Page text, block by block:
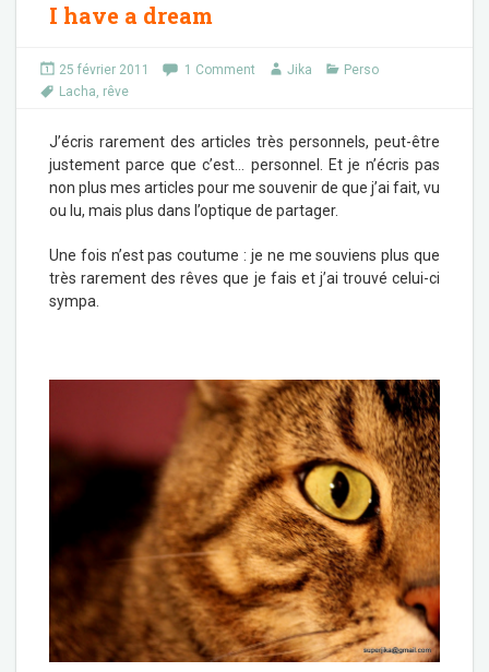
I have a dream
25 février 2011 1 Comment Jika
Perso
Lacha, rêve
J’écris rarement des articles très personnels, peut-être
justement parce que c’est… personnel. Et je n’écris pas
non plus mes articles pour me souvenir de que j’ai fait, vu
ou lu, mais plus dans l’optique de partager.
Une fois n’est pas coutume : je ne me souviens plus que
très rarement des rêves que je fais et j’ai trouvé celui-ci
sympa.